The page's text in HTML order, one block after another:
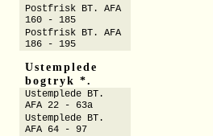
Postfrisk BT. AFA
160 - 185
Postfrisk BT. AFA
186 - 195
Ustemplede
bogtryk *.
Ustemplede BT.
AFA 22 - 63a
Ustemplede BT.
AFA 64 - 97